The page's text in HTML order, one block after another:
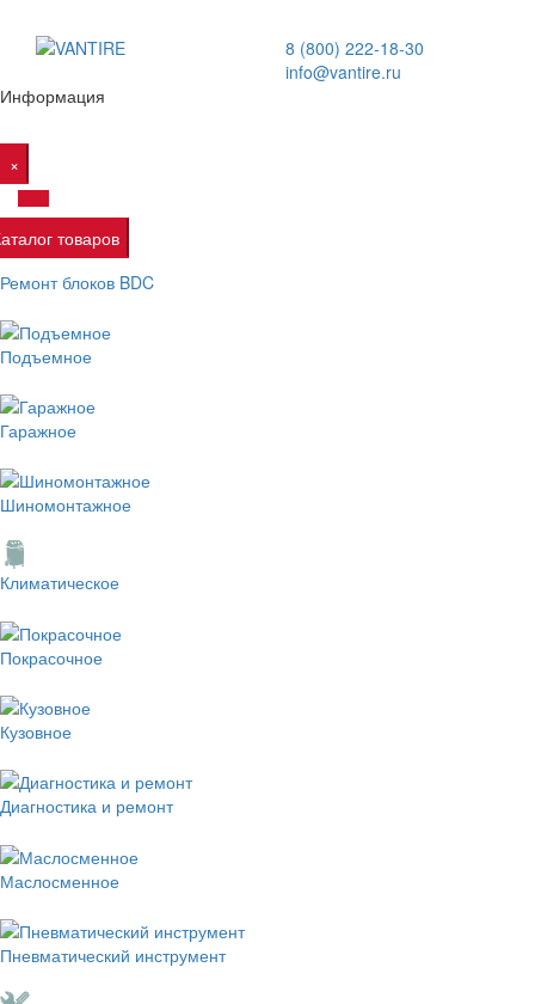
8 (800) 222-18-30
info@vantire.ru
Информация
×
товаров
Ремонт блоков BDC
Подъемное
Гаражное
Шиномонтажное
Климатическое
Покрасочное
Кузовное
Диагностика и ремонт
Маслосменное
Пневматический инструмент